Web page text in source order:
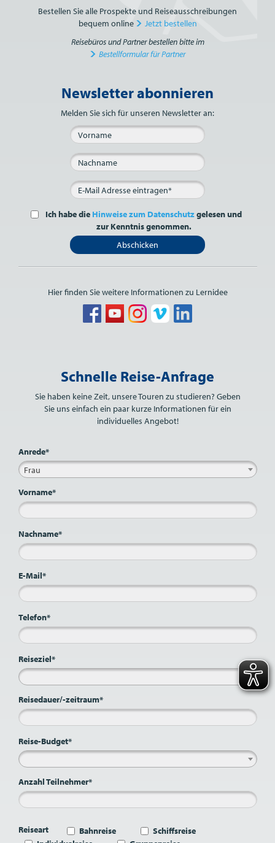
Bestellen Sie alle Prospekte und Reiseausschreibungen
bequem online
Jetzt bestellen
Reisebüros und Partner bestellen bitte im
Bestellformular für Partner
Bitte nicht ausfüllen.
Newsletter abonnieren
Melden Sie sich für unseren Newsletter an:
Ich habe die Hinweise zum Datenschutzgelesen und
zur Kenntnis genommen.
Abschicken
Hier finden Sie weitere Informationen zu Lernidee
Schnelle Reise-Anfrage
Sie haben keine Zeit, unsere Touren zu studieren? Geben
Sie uns einfach ein paar kurze Informationen für ein
individuelles Angebot!
Anrede*
Frau
Vorname*
Nachname*
E-Mail*
Telefon*
Reiseziel*
Reisedauer/-zeitraum*
Reise-Budget*
Anzahl Teilnehmer*
Reiseart Bahnreise
Schiffsreise